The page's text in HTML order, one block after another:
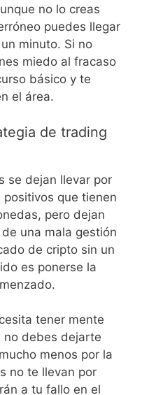
no lo creas
puedes llegar
minuto. Si no
miedo al fracaso
básico y te
el área.
de trading
se dejan llevar por
que tienen
pero dejan
una mala gestión
de cripto sin un
es ponerse la
tener mente
no debes dejarte
menos por la
no te llevan por
a tu fallo en el